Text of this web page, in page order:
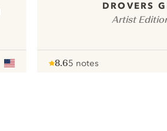
DROVERS
Artist
8.65 notes